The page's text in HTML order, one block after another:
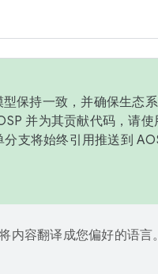
保持一致，并确保生态
并为其贡献代码，请使
分支将始终引用推送到
内容翻译成您偏好的语言